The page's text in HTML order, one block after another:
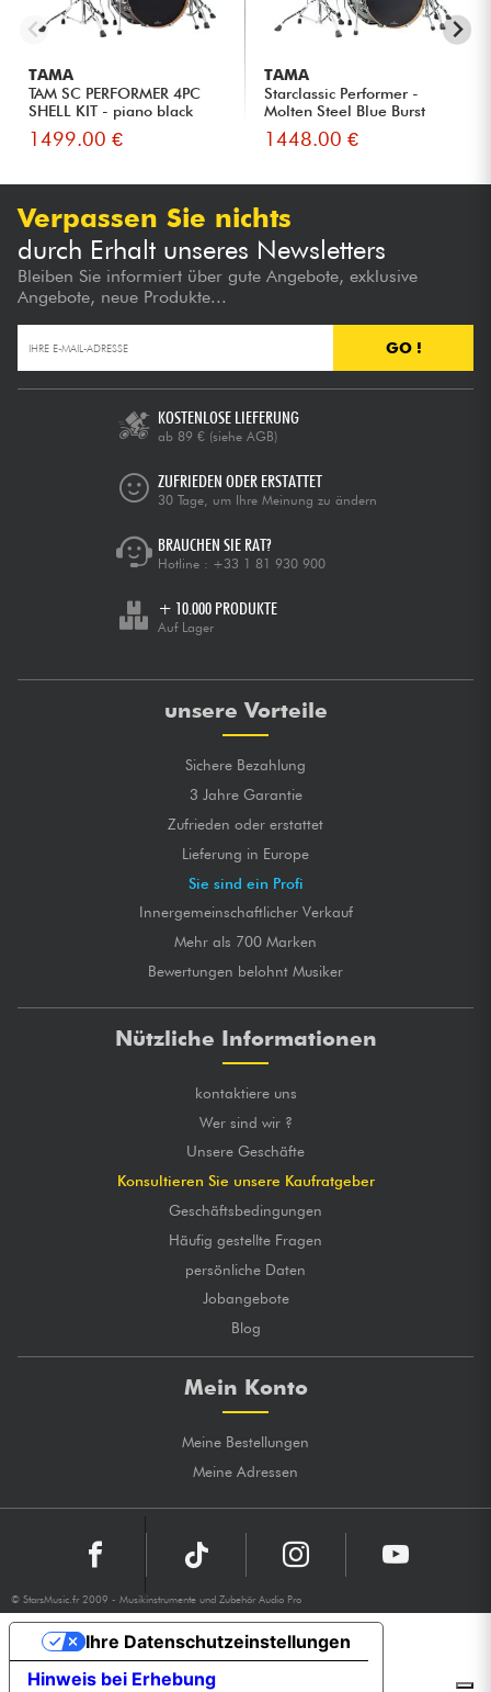
TAMA
TAM SC PERFORMER 4PC
SHELL KIT - piano black
1499.00 €
TAMA
Starclassic Performer -
Molten Steel Blue Burst
1448.00 €
Verpassen Sie nichts
durch Erhalt unseres Newsletters
Bleiben Sie informiert über gute Angebote, exklusive
Angebote, neue Produkte...
GO !
KOSTENLOSE LIEFERUNG
ab 89 € (siehe AGB)
ZUFRIEDEN ODER ERSTATTET
30 Tage, um Ihre Meinung zu ändern
BRAUCHEN SIE RAT?
Hotline : +33 1 81 930 900
+ 10.000 PRODUKTE
Auf Lager
unsere Vorteile
Sichere Bezahlung
3 Jahre Garantie
Zufrieden oder erstattet
Lieferung in Europe
Sie sind ein Profi
Innergemeinschaftlicher Verkauf
Mehr als 700 Marken
Bewertungen belohnt Musiker
Nützliche Informationen
kontaktiere uns
Wer sind wir ?
Unsere Geschäfte
Konsultieren Sie unsere Kaufratgeber
Geschäftsbedingungen
Häufig gestellte Fragen
persönliche Daten
Jobangebote
Blog
Mein Konto
Meine Bestellungen
Meine Adressen
© StarsMusic.fr 2009 - Musikinstrumente und Zubehör Audio Pro
Hinweis bei Erhebung
Ihre Datenschutzeinstellungen